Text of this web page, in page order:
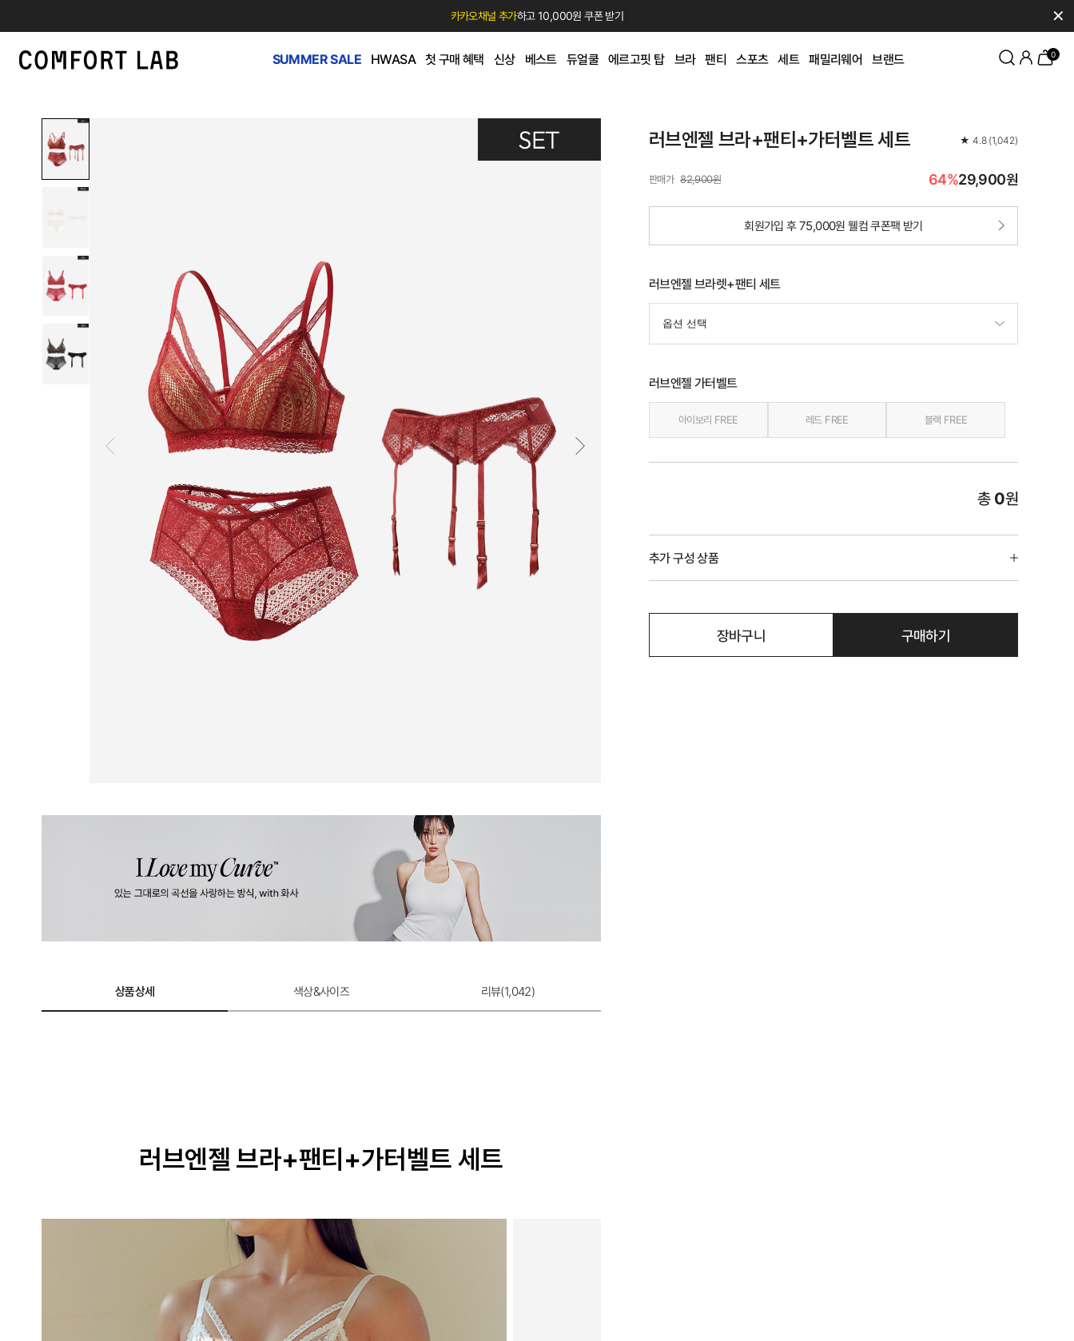
카카오채널 추가하고 10,000원 쿠폰 받기 ✕
SUMMER SALE HWASA 첫 구매 혜택 신상 베스트 듀얼쿨 에르고핏 탑 브라 팬티 스포츠 세트 패밀리웨어 브랜드 0
상품상세 색상&사이즈 리뷰(1,042)
러브엔젤 브라+팬티+가터벨트 세트
러브엔젤 브라+팬티+가터벨트 세트 ★ 4.8 (1,042)
82,900원 64%29,900원
회원가입 후 75,000원 웰컴 쿠폰팩 받기
러브엔젤 브라렛+팬티 세트
러브엔젤 가터벨트
아이보리 FREE 레드 FREE 블랙 FREE
총 0원
추가 구성 상품
장바구니 구매하기